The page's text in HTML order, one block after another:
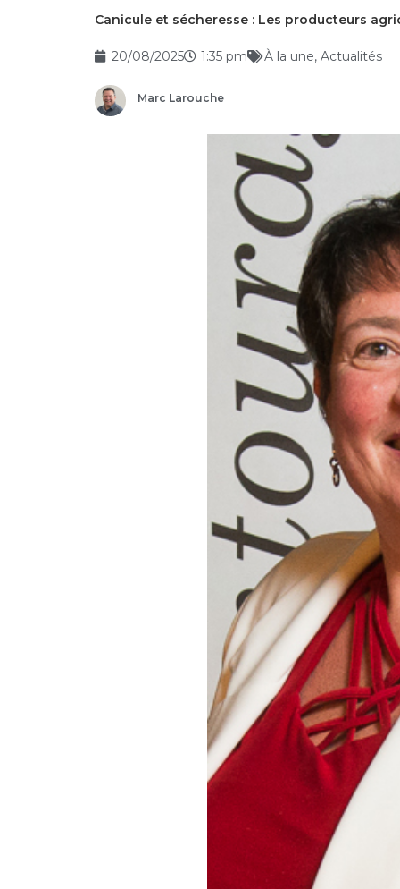
Canicule et sécheresse : Les producteurs
20/08/2025 1:35 pm À la une, Actualités
Marc Larouche